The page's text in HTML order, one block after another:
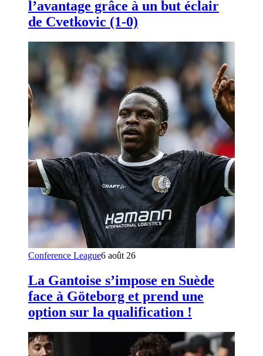
l’avantage grâce à un but éclair
de Cvetkovic (1-0)
Conference League6 août 26
La Gantoise s’impose en Suède
face à Göteborg et prend une
option sur la qualification !